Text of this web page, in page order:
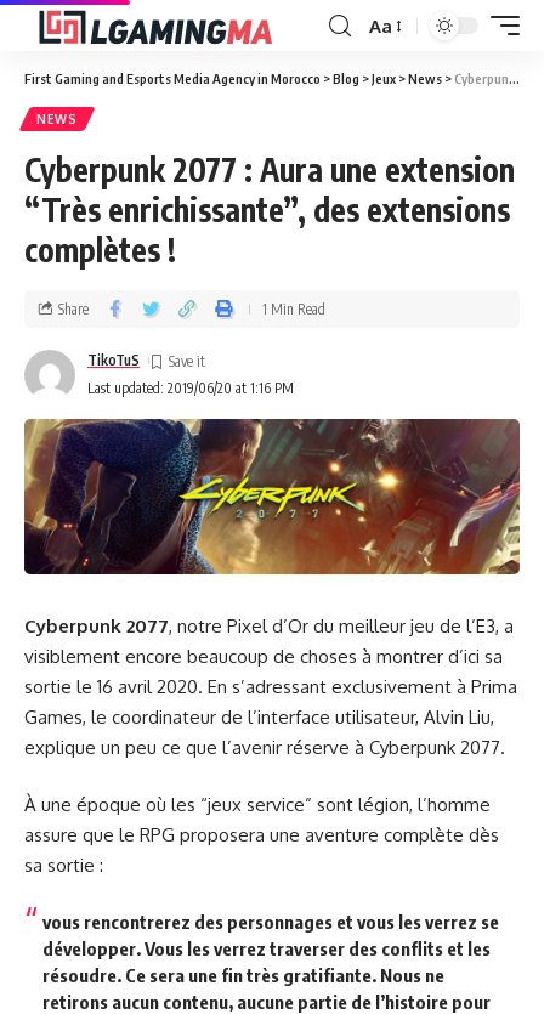
Aa
First Gaming and Esports Media Agency in Morocco >Blog >Jeux >News >Cyberpunk 2077 : Aura une extension “Très enrichissante”, des extensions complètes !
NEWS
Cyberpunk 2077 : Aura une extension
“Très enrichissante”, des extensions
complètes !
Last updated: 2019/06/20 at 1:16 PM
TikoTuS
Share 1 Min Read
Cyberpunk 2077, notre Pixel d’Or du meilleur jeu de l’E3, a
visiblement encore beaucoup de choses à montrer d’ici sa
sortie le 16 avril 2020. En s’adressant exclusivement à Prima
Games, le coordinateur de l’interface utilisateur, Alvin Liu,
explique un peu ce que l’avenir réserve à Cyberpunk 2077.
À une époque où les “jeux service” sont légion, l’homme
assure que le RPG proposera une aventure complète dès
sa sortie :
vous rencontrerez des personnages et vous les verrez se
développer. Vous les verrez traverser des conflits et les
résoudre. Ce sera une fin très gratifiante. Nous ne
retirons aucun contenu, aucune partie de l’histoire pour